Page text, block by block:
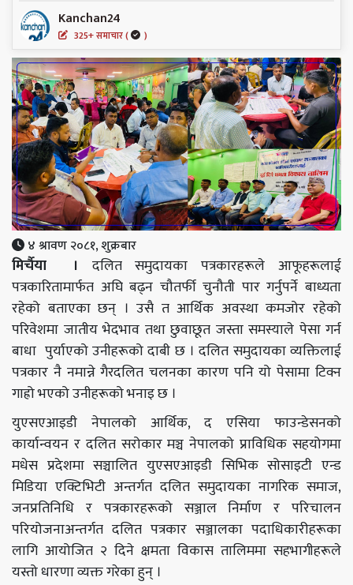
Kanchan24
325+ समाचार ( )
४ श्रावण २०८१, शुक्रबार
मिर्चैया । दलित समुदायका पत्रकारहरूले आफूहरूलाई
पत्रकारितामार्फत अघि बढ्न चौतर्फी चुनौती पार गर्नुपर्ने बाध्यता
रहेको बताएका छन् । उसै त आर्थिक अवस्था कमजोर रहेको
परिवेशमा जातीय भेदभाव तथा छुवाछूत जस्ता समस्याले पेसा गर्न
बाधा पुर्याएको उनीहरूको दाबी छ । दलित समुदायका व्यक्तिलाई
पत्रकार नै नमान्ने गैरदलित चलनका कारण पनि यो पेसामा टिक्न
गाह्रो भएको उनीहरूको भनाइ छ ।
युएसएआइडी नेपालको आर्थिक, द एसिया फाउन्डेसनको
कार्यान्वयन र दलित सरोकार मञ्च नेपालको प्राविधिक सहयोगमा
मधेस प्रदेशमा सञ्चालित युएसएआइडी सिभिक सोसाइटी एन्ड
मिडिया एक्टिभिटी अन्तर्गत दलित समुदायका नागरिक समाज,
जनप्रतिनिधि र पत्रकारहरूको सञ्जाल निर्माण र परिचालन
परियोजनाअन्तर्गत दलित पत्रकार सञ्जालका पदाधिकारीहरूका
लागि आयोजित २ दिने क्षमता विकास तालिममा सहभागीहरूले
यस्तो धारणा व्यक्त गरेका हुन् ।